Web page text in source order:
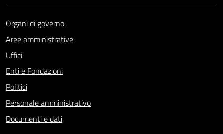
Organi di governo
Aree amministrative
Uffici
Enti e Fondazioni
Politici
Personale amministrativo
Documenti e dati